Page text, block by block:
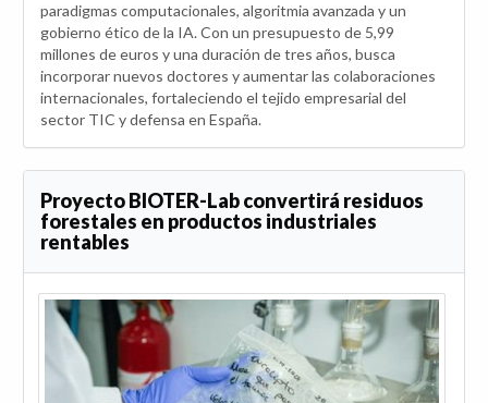
paradigmas computacionales, algoritmia avanzada y un
gobierno ético de la IA. Con un presupuesto de 5,99
millones de euros y una duración de tres años, busca
incorporar nuevos doctores y aumentar las colaboraciones
internacionales, fortaleciendo el tejido empresarial del
sector TIC y defensa en España.
Proyecto BIOTER-Lab convertirá residuos
forestales en productos industriales
rentables